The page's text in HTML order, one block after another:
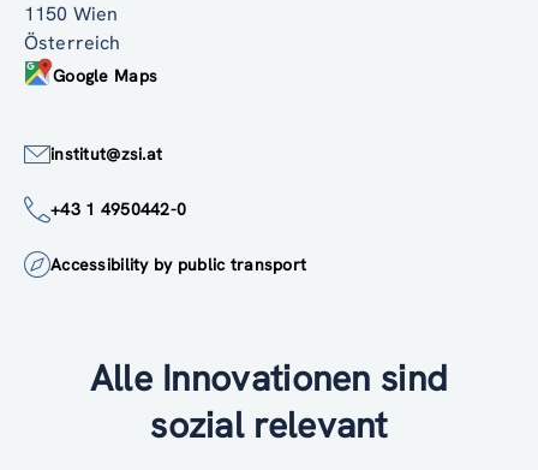
1150 Wien
Österreich
Google Maps
institut@zsi.at
+43 1 4950442-0
Accessibility by public transport
Alle Innovationen sind
sozial relevant